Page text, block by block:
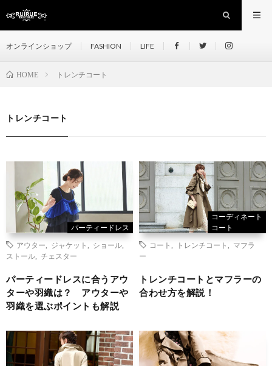
オンラインショップ FASHION LIFE
HOME トレンチコート
トレンチコート
パーティードレス
アウター ジャケット ショール
ストール
チェスター
パーティードレスに合うアウ
ターや羽織は？ アウターや
羽織を選ぶポイントも解説
コーディネート
コート
コート トレンチコート
マフラ
ー
トレンチコートとマフラーの
合わせ方を解説！